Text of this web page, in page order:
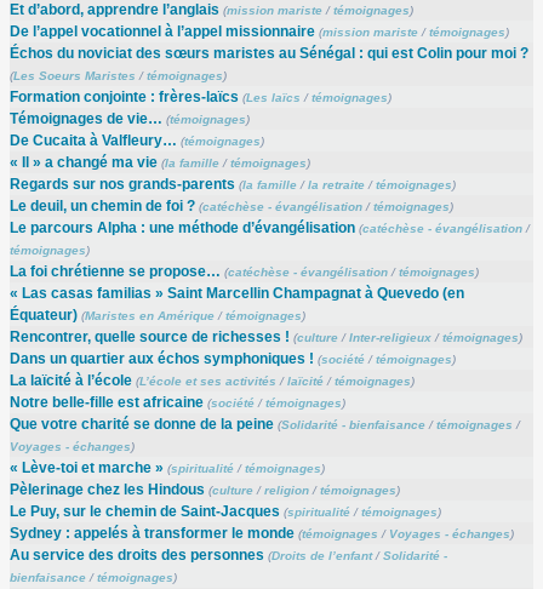
Et d’abord, apprendre l’anglais (mission mariste/témoignages)
De l’appel vocationnel à l’appel missionnaire (mission mariste/témoignages)
Échos du noviciat des sœurs maristes au Sénégal : qui est Colin pour moi ?
(Les Soeurs Maristes /témoignages)
Formation conjointe : frères-laïcs (Les laïcs /témoignages)
Témoignages de vie… (témoignages)
De Cucaita à Valfleury… (témoignages)
« Il » a changé ma vie (la famille/témoignages)
Regards sur nos grands-parents (la famille/la retraite/témoignages)
Le deuil, un chemin de foi ? (catéchèse - évangélisation/témoignages)
Le parcours Alpha : une méthode d’évangélisation (catéchèse - évangélisation/
témoignages)
La foi chrétienne se propose… (catéchèse - évangélisation/témoignages)
« Las casas familias » Saint Marcellin Champagnat à Quevedo (en
Équateur) (Maristes en Amérique/témoignages)
Rencontrer, quelle source de richesses ! (culture/Inter-religieux/témoignages)
Dans un quartier aux échos symphoniques ! (société/témoignages)
La laïcité à l’école (L’école et ses activités /laïcité/témoignages)
Notre belle-fille est africaine (société/témoignages)
Que votre charité se donne de la peine (Solidarité - bienfaisance/témoignages /
Voyages - échanges)
« Lève-toi et marche » (spiritualité/témoignages)
Pèlerinage chez les Hindous (culture/religion/témoignages)
Le Puy, sur le chemin de Saint-Jacques (spiritualité/témoignages)
Sydney : appelés à transformer le monde (témoignages / Voyages - échanges)
Au service des droits des personnes (Droits de l’enfant/Solidarité -
bienfaisance/témoignages)